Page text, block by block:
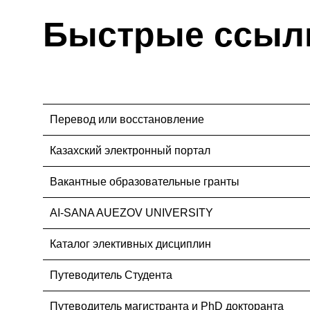
Быстрые
Перевод или восстановление
Казахский электронный портал
Вакантные образовательные гранты
AI-SANA AUEZOV UNIVERSITY
Каталог элективных дисциплин
Путеводитель Студента
Путеводитель магистранта и PhD докторанта